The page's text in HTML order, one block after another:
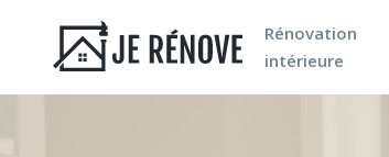
Rénovation
intérieure